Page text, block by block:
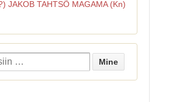
JAKOB TAHTSÕ MAGAMA (Kn)